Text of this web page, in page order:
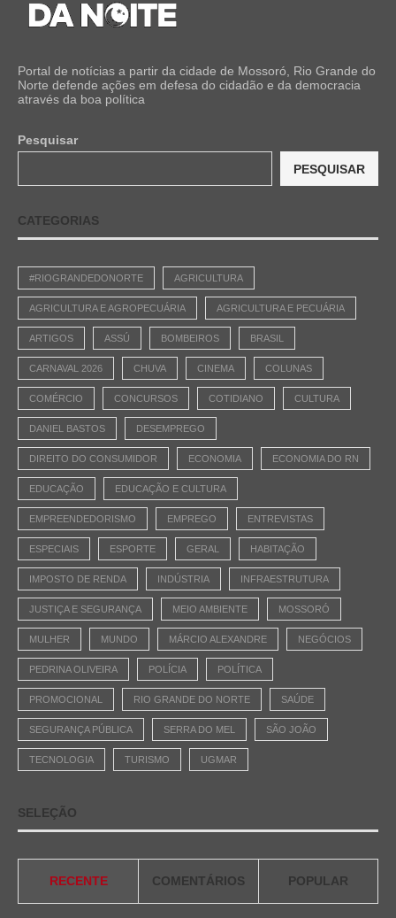
Portal de notícias a partir da cidade de Mossoró, Rio Grande do
Norte defende ações em defesa do cidadão e da democracia
através da boa política
Pesquisar
PESQUISAR
CATEGORIAS
#RIOGRANDEDONORTE AGRICULTURA
AGRICULTURA E AGROPECUÁRIA AGRICULTURA E PECUÁRIA
ARTIGOS ASSÚ BOMBEIROS BRASIL
CARNAVAL 2026 CHUVA CINEMA COLUNAS
COMÉRCIO CONCURSOS COTIDIANO CULTURA
DANIEL BASTOS DESEMPREGO
DIREITO DO CONSUMIDOR ECONOMIA ECONOMIA DO RN
EDUCAÇÃO EDUCAÇÃO E CULTURA
EMPREENDEDORISMO EMPREGO ENTREVISTAS
ESPECIAIS ESPORTE GERAL HABITAÇÃO
IMPOSTO DE RENDA INDÚSTRIA INFRAESTRUTURA
JUSTIÇA E SEGURANÇA MEIO AMBIENTE MOSSORÓ
MULHER MUNDO MÁRCIO ALEXANDRE NEGÓCIOS
PEDRINA OLIVEIRA POLÍCIA POLÍTICA
PROMOCIONAL RIO GRANDE DO NORTE SAÚDE
SEGURANÇA PÚBLICA SERRA DO MEL SÃO JOÃO
TECNOLOGIA TURISMO UGMAR
SELEÇÃO
RECENTE COMENTÁRIOS POPULAR